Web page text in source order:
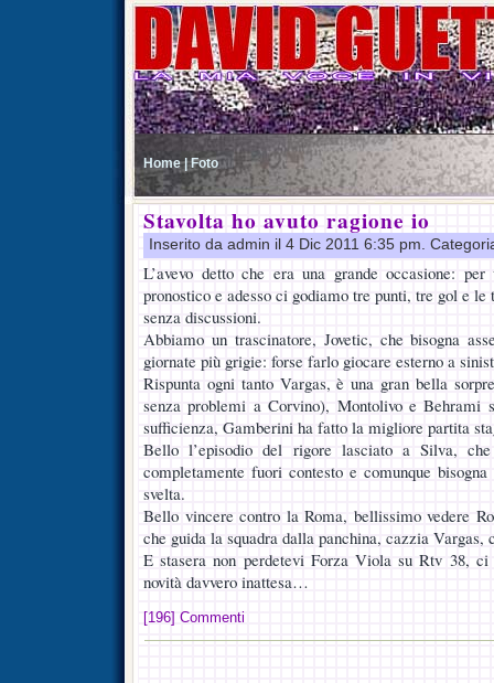
Home | Foto
Stavolta ho avuto ragione io
Inserito da admin il 4 Dic 2011 6:35 pm.
L’avevo detto che era una grande occasione:
pronostico e adesso ci godiamo tre punti, tre gol e
senza discussioni.
Abbiamo un trascinatore, Jovetic, che bisogna
giornate più grigie: forse farlo giocare esterno a
Rispunta ogni tanto Vargas, è una gran bella
senza problemi a Corvino), Montolivo e Behrami
sufficienza, Gamberini ha fatto la migliore partita
Bello l’episodio del rigore lasciato a Silva,
completamente fuori contesto e comunque
svelta.
Bello vincere contro la Roma, bellissimo vedere
che guida la squadra dalla panchina, cazzia Vargas,
E stasera non perdetevi Forza Viola su Rtv 38,
novità davvero inattesa…
[196] Commenti